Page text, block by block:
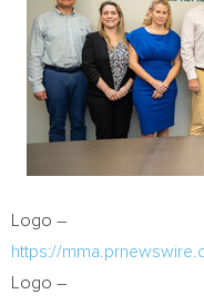
Logo –
https://
Logo –